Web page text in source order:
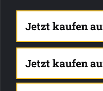
Jetzt kaufen
Jetzt kaufen